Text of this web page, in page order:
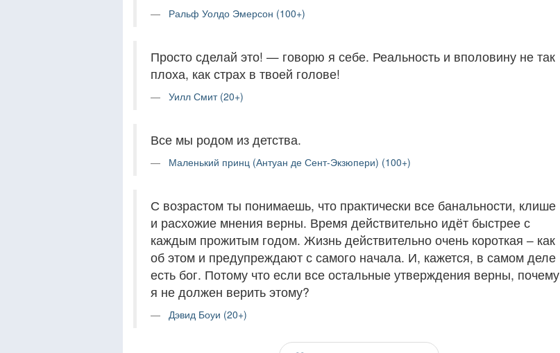
Ральф Уолдо Эмерсон (100+)
Просто сделай это! — говорю я себе. Реальность и вполовину не так
плоха, как страх в твоей голове!
Уилл Смит (20+)
Все мы родом из детства.
Маленький принц (Антуан де Сент-Экзюпери) (100+)
С возрастом ты понимаешь, что практически все банальности, клише
и расхожие мнения верны. Время действительно идёт быстрее с
каждым прожитым годом. Жизнь действительно очень короткая – как
об этом и предупреждают с самого начала. И, кажется, в самом деле
есть бог. Потому что если все остальные утверждения верны, почему
я не должен верить этому?
Дэвид Боуи (20+)